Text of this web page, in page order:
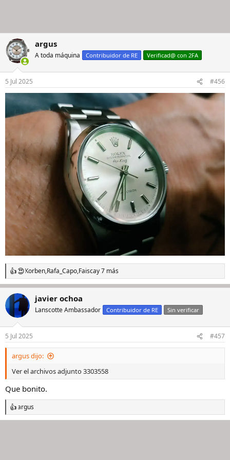
argus
A toda máquina Contribuidor de RE Verificad@ con 2FA
5 Jul 2025 #456
R
e
a
c
c
i
e
s
Korben,Rafa_Capo,Faiscay 7 más
javier ochoa
Lanscotte Ambassador Contribuidor de RE Sin verificar
5 Jul 2025 #457
argus dijo:
Ver el archivos adjunto 3303558
Que bonito.
R
e
argus